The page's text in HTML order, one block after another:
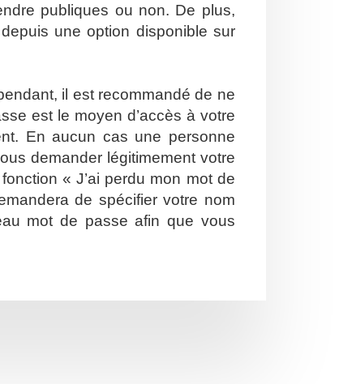
publiques ou non. De plus,
une option disponible sur
il est recommandé de ne
est le moyen d’accès à votre
En aucun cas une personne
demander légitimement votre
« J’ai perdu mon mot de
de spécifier votre nom
mot de passe afin que vous